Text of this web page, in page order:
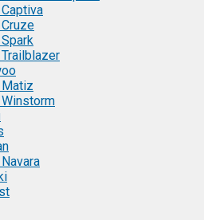
Matiz
Winstorm